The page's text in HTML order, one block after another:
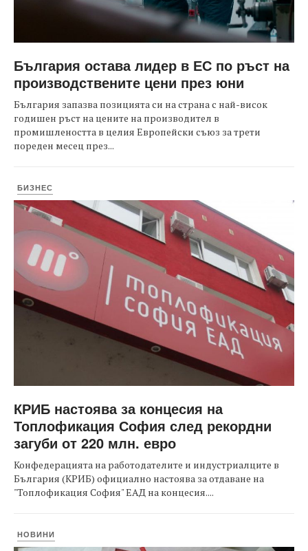
България остава лидер в ЕС по ръст на
производствените цени през юни
България запазва позицията си на страна с най-висок
годишен ръст на цените на производител в
промишлеността в целия Европейски съюз за трети
пореден месец през...
БИЗНЕС
КРИБ настоява за концесия на
Топлофикация София след рекордни
загуби от 220 млн. евро
Конфедерацията на работодателите и индустриалците в
България (КРИБ) официално настоява за отдаване на
"Топлофикация София" ЕАД на концесия....
НОВИНИ